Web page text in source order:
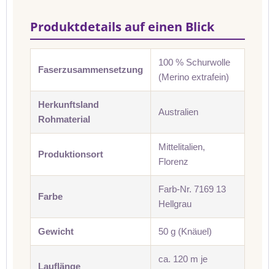
Produktdetails auf einen Blick
Faserzusammensetzung
100 % Schurwolle
(Merino extrafein)
Herkunftsland
Rohmaterial
Australien
Produktionsort
Mittelitalien,
Florenz
Farbe
Farb-Nr. 7169 13
Hellgrau
Gewicht 50 g (Knäuel)
Lauflänge
ca. 120 m je